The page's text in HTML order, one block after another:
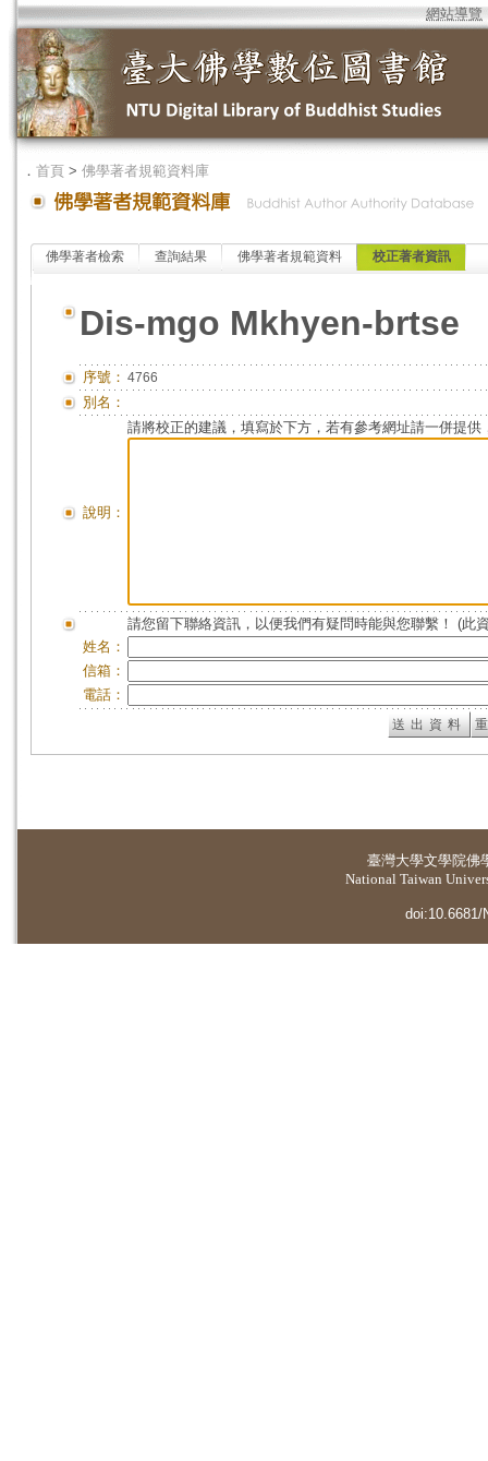
網站導覽
． 首頁 > 佛學著者規範資料庫
佛學著者檢索 查詢結果 佛學著者規範資料 校正著者資訊
Dis-mgo Mkhyen-brtse
序號： 4766
別名：
說明：
請將校正的建議，填寫於下方，若有參考網址請一併提供
請您留下聯絡資訊，以便我們有疑問時能與您聯繫！ (此
姓名：
信箱：
電話：
臺灣大學文學院佛
National Taiwan
doi:10.6681/